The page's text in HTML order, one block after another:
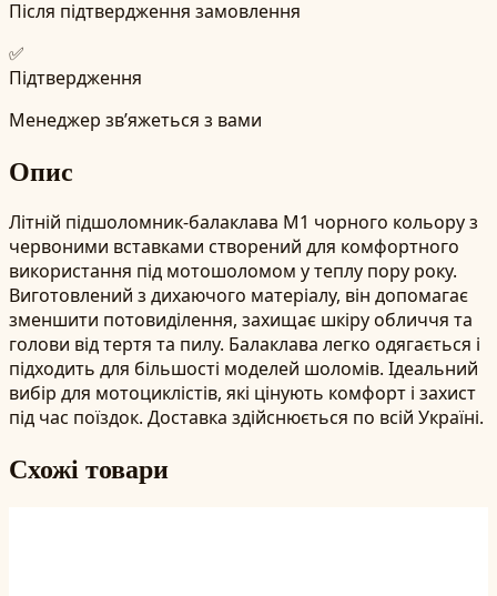
Після підтвердження замовлення
✅
Підтвердження
Менеджер зв’яжеться з вами
Опис
Літній підшоломник-балаклава М1 чорного кольору з
червоними вставками створений для комфортного
використання під мотошоломом у теплу пору року.
Виготовлений з дихаючого матеріалу, він допомагає
зменшити потовиділення, захищає шкіру обличчя та
голови від тертя та пилу. Балаклава легко одягається і
підходить для більшості моделей шоломів. Ідеальний
вибір для мотоциклістів, які цінують комфорт і захист
під час поїздок. Доставка здійснюється по всій Україні.
Схожі товари